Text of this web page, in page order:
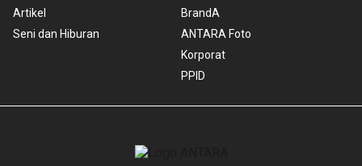
Artikel
Seni dan Hiburan
BrandA
ANTARA Foto
Korporat
PPID